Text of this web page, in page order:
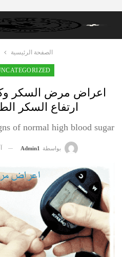
الصفحة الرئيسية
اعراض مرض السكر
ارتفاع السكر
of normal high blood sugar
بواسطة Admin1